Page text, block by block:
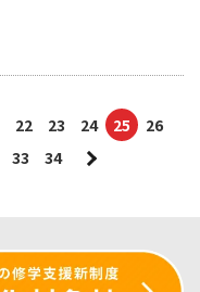
22 23 24 25
26
33 34